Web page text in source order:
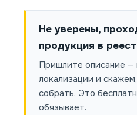
Не уверены,
продукция в
Пришлите описание —
локализации и
собрать. Это
обязывает.